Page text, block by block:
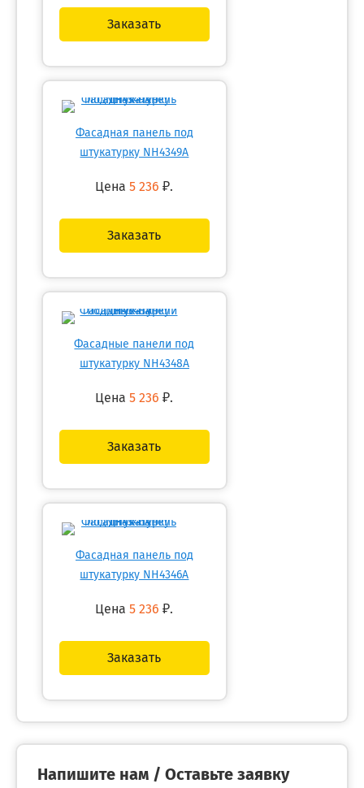
Заказать
Фасадная панель под
штукатурку NH4349A
Цена5 236 ₽.
Заказать
Фасадные панели под
штукатурку NH4348A
Цена5 236 ₽.
Заказать
Фасадная панель под
штукатурку NH4346A
Цена5 236 ₽.
Заказать
Напишите нам / Оставьте заявку